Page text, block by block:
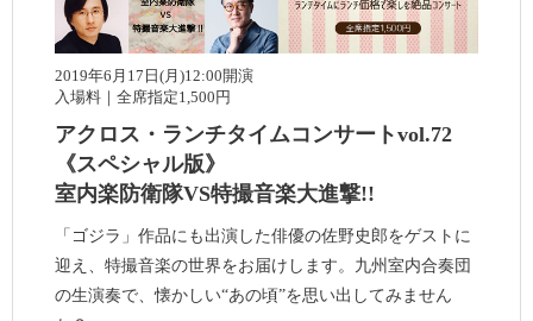
2019年6月17日(月)12:00開演
入場料｜全席指定1,500円
アクロス・ランチタイムコンサートvol.72
《スペシャル版》
室内楽防衛隊VS特撮音楽大進撃!!
「ゴジラ」作品にも出演した俳優の佐野史郎をゲストに
迎え、特撮音楽の世界をお届けします。九州室内合奏団
の生演奏で、懐かしい“あの頃”を思い出してみません